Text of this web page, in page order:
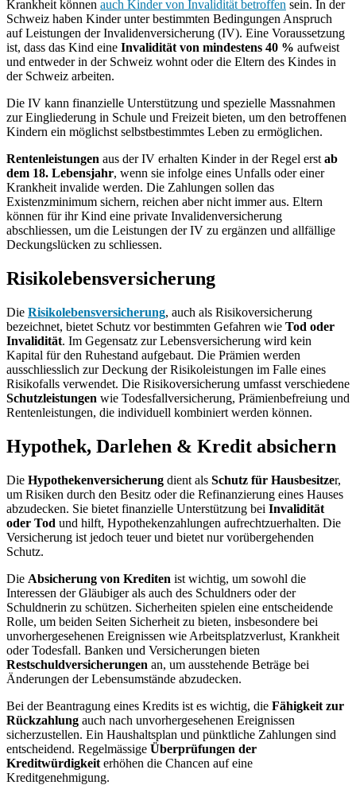
Krankheit können auch Kinder von Invalidität betroffen sein. In der
Schweiz haben Kinder unter bestimmten Bedingungen Anspruch
auf Leistungen der Invalidenversicherung (IV). Eine Voraussetzung
ist, dass das Kind eine Invalidität von mindestens 40 % aufweist
und entweder in der Schweiz wohnt oder die Eltern des Kindes in
der Schweiz arbeiten.
Die IV kann finanzielle Unterstützung und spezielle Massnahmen
zur Eingliederung in Schule und Freizeit bieten, um den betroffenen
Kindern ein möglichst selbstbestimmtes Leben zu ermöglichen.
Rentenleistungen aus der IV erhalten Kinder in der Regel erst ab
dem 18. Lebensjahr, wenn sie infolge eines Unfalls oder einer
Krankheit invalide werden. Die Zahlungen sollen das
Existenzminimum sichern, reichen aber nicht immer aus. Eltern
können für ihr Kind eine private Invalidenversicherung
abschliessen, um die Leistungen der IV zu ergänzen und allfällige
Deckungslücken zu schliessen.
Risikolebensversicherung
Die Risikolebensversicherung, auch als Risikoversicherung
bezeichnet, bietet Schutz vor bestimmten Gefahren wie Tod oder
Invalidität. Im Gegensatz zur Lebensversicherung wird kein
Kapital für den Ruhestand aufgebaut. Die Prämien werden
ausschliesslich zur Deckung der Risikoleistungen im Falle eines
Risikofalls verwendet. Die Risikoversicherung umfasst verschiedene
Schutzleistungen wie Todesfallversicherung, Prämienbefreiung und
Rentenleistungen, die individuell kombiniert werden können.
Hypothek, Darlehen & Kredit absichern
Die Hypothekenversicherung dient als Schutz für Hausbesitzer,
um Risiken durch den Besitz oder die Refinanzierung eines Hauses
abzudecken. Sie bietet finanzielle Unterstützung bei Invalidität
oder Tod und hilft, Hypothekenzahlungen aufrechtzuerhalten. Die
Versicherung ist jedoch teuer und bietet nur vorübergehenden
Schutz.
Die Absicherung von Krediten ist wichtig, um sowohl die
Interessen der Gläubiger als auch des Schuldners oder der
Schuldnerin zu schützen. Sicherheiten spielen eine entscheidende
Rolle, um beiden Seiten Sicherheit zu bieten, insbesondere bei
unvorhergesehenen Ereignissen wie Arbeitsplatzverlust, Krankheit
oder Todesfall. Banken und Versicherungen bieten
Restschuldversicherungen an, um ausstehende Beträge bei
Änderungen der Lebensumstände abzudecken.
Bei der Beantragung eines Kredits ist es wichtig, die Fähigkeit zur
Rückzahlung auch nach unvorhergesehenen Ereignissen
sicherzustellen. Ein Haushaltsplan und pünktliche Zahlungen sind
entscheidend. Regelmässige Überprüfungen der
Kreditwürdigkeit erhöhen die Chancen auf eine
Kreditgenehmigung.